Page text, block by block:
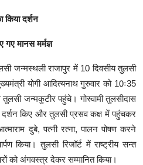
किया दर्शन
गए मानस मर्मज्ञ
जन्मस्थली राजापुर में 10 दिवसीय तुलसी
योगी आदित्यनाथ गुरुवार को 10ः35
जन्मकुटीर पहुंचे। गोस्वामी तुलसीदास
दर्शन किए और तुलसी प्रसव कक्ष में पहुंचकर
दुबे, पत्नी रत्ना, पालन पोषण करने
किया। तुलसी रिजॉर्ट में राष्ट्रीय सन्त
को अंगवस्त्र देकर सम्मानित किया।